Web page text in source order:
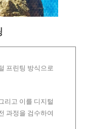
프린팅 방식으로
리고 이를 디지털
과정을 검수하여